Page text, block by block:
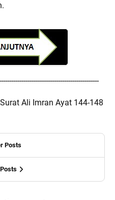
Ali Imran Ayat 144-148
Posts